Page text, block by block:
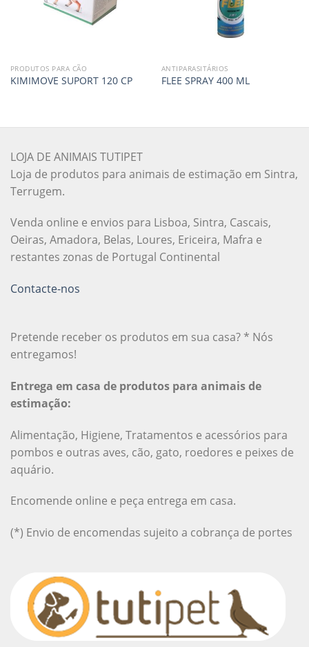
PRODUTOS PARA CÃO
KIMIMOVE SUPORT 120 CP
ANTIPARASITÁRIOS
FLEE SPRAY 400 ML
LOJA DE ANIMAIS TUTIPET
Loja de produtos para animais de estimação em Sintra,
Terrugem.
Venda online e envios para Lisboa, Sintra, Cascais,
Oeiras, Amadora, Belas, Loures, Ericeira, Mafra e
restantes zonas de Portugal Continental
Contacte-nos
Pretende receber os produtos em sua casa? * Nós
entregamos!
Entrega em casa de produtos para animais de
estimação:
Alimentação, Higiene, Tratamentos e acessórios para
pombos e outras aves, cão, gato, roedores e peixes de
aquário.
Encomende online e peça entrega em casa.
(*) Envio de encomendas sujeito a cobrança de portes